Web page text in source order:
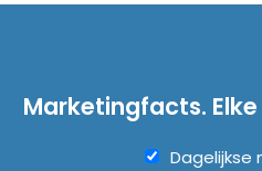
Marketingfacts.
Dagelijkse